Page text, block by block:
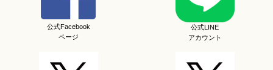
公式Facebook
ページ
公式LINE
アカウント